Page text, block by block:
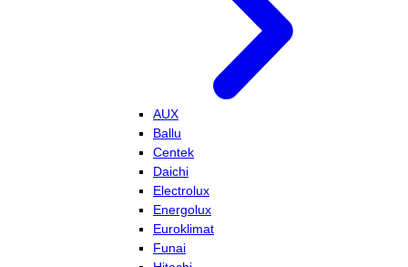
AUX
Ballu
Centek
Daichi
Electrolux
Energolux
Euroklimat
Funai